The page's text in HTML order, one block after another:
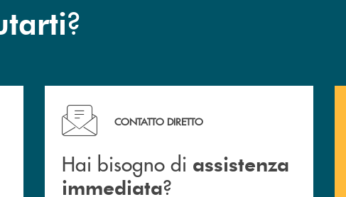
?
Hai bisogno di assistenza immediata ?
CONTATTO DIRETTO
Hai bisogno di assistenza
immediata?